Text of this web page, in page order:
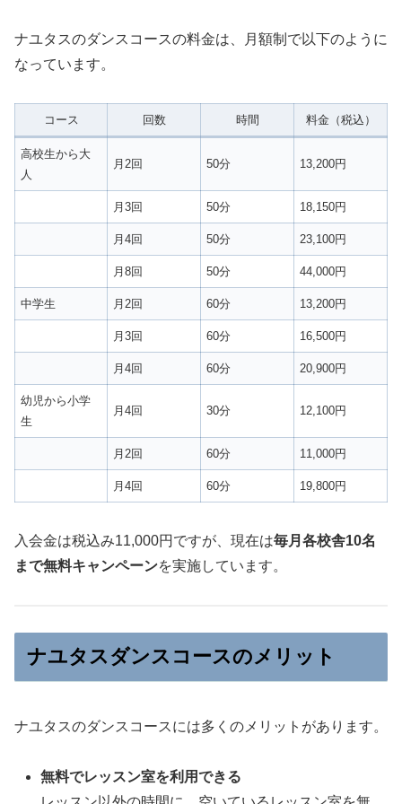
ナユタスのダンスコースの料金は、月額制で以下のように
なっています。
コース 回数 時間 料金（税込）
高校生から大
人
月2回 50分 13,200円
月3回 50分 18,150円
月4回 50分 23,100円
月8回 50分 44,000円
中学生 月2回 60分 13,200円
月3回 60分 16,500円
月4回 60分 20,900円
幼児から小学
生
月4回 30分 12,100円
月2回 60分 11,000円
月4回 60分 19,800円
入会金は税込み11,000円ですが、現在は毎月各校舎10名
まで無料キャンペーンを実施しています。
ナユタスダンスコースのメリット
ナユタスのダンスコースには多くのメリットがあります。
無料でレッスン室を利用できる